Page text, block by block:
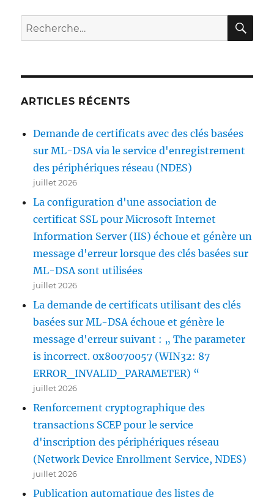
Netzwerkgeräte
schlägt
Fehlermeldung
to
this
operation.
8344
Recherche
pour :
ARTICLES RÉCENTS
Demande de certificats avec des clés basées
sur ML-DSA via le service d'enregistrement
des périphériques réseau (NDES)
juillet 2026
La configuration d'une association de
certificat SSL pour Microsoft Internet
Information Server (IIS) échoue et génère un
message d'erreur lorsque des clés basées sur
ML-DSA sont utilisées
juillet 2026
La demande de certificats utilisant des clés
basées sur ML-DSA échoue et génère le
message d'erreur suivant : „ The parameter
is incorrect. 0x80070057 (WIN32: 87
ERROR_INVALID_PARAMETER) “
juillet 2026
Renforcement cryptographique des
transactions SCEP pour le service
d'inscription des périphériques réseau
(Network Device Enrollment Service, NDES)
juillet 2026
Publication automatique des listes de